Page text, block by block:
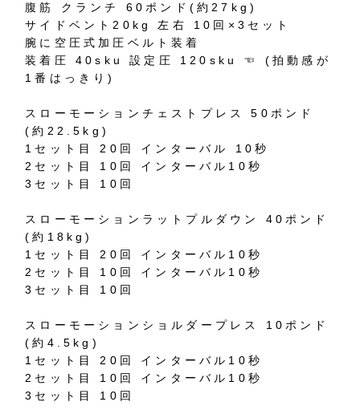
腹筋 クランチ 60ポンド(約27kg)
サイドベント20kg 左右 10回×3セット
腕に空圧式加圧ベルト装着
装着圧 40sku 設定圧 120sku ☜ (拍動感が
1番はっきり)
スローモーションチェストプレス 50ポンド
(約22.5kg)
1セット目 20回 インターバル 10秒
2セット目 10回 インターバル10秒
3セット目 10回
スローモーションラットプルダウン 40ポンド
(約18kg)
1セット目 20回 インターバル10秒
2セット目 10回 インターバル10秒
3セット目 10回
スローモーションショルダープレス 10ポンド
(約4.5kg)
1セット目 20回 インターバル10秒
2セット目 10回 インターバル10秒
3セット目 10回